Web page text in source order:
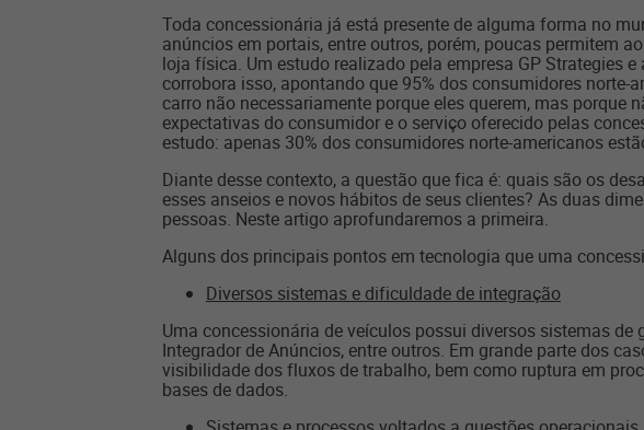
Toda concessionária já está presente de alguma forma no
anúncios em portais, entre outros, porém, poucas permitem
loja física. Um estudo realizado pela empresa GP Strategies
corrobora isso, apontando que 95% dos consumidores
carro não necessariamente porque eles querem, mas
expectativas do consumidor e o serviço oferecido pelas
estudo: apenas 30% dos consumidores norte-americanos
Diante desse contexto, a questão que fica é: quais são os
esses anseios e novos hábitos de seus clientes? As duas
pessoas. Neste artigo aprofundaremos a primeira.
Alguns dos principais pontos em tecnologia que uma
Diversos sistemas e dificuldade de integração
Uma concessionária de veículos possui diversos sistemas de
Integrador de Anúncios, entre outros. Em grande parte dos
visibilidade dos fluxos de trabalho, bem como ruptura em
bases de dados.